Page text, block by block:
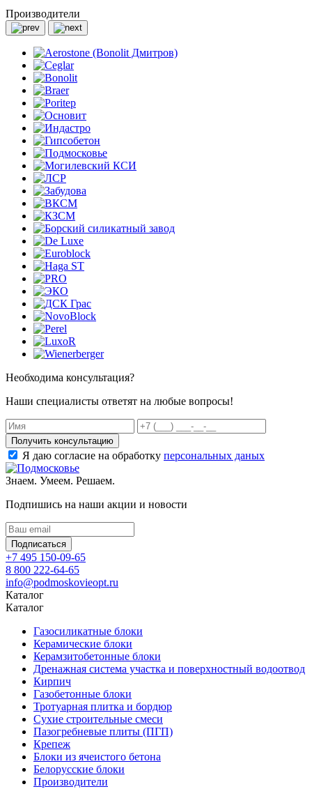
Производители
Необходима консультация?
Наши специалисты ответят на любые вопросы!
Получить консультацию
Я даю согласие на обработку персональных даных
Знаем. Умеем. Решаем.
Подпишись на наши акции и новости
Подписаться
+7 495 150-09-65
8 800 222-64-65
info@podmoskovieopt.ru
Каталог
Каталог
Газосиликатные блоки
Керамические блоки
Керамзитобетонные блоки
Дренажная система участка и поверхностный водоотвод
Кирпич
Газобетонные блоки
Тротуарная плитка и бордюр
Сухие строительные смеси
Пазогребневые плиты (ПГП)
Крепеж
Блоки из ячеистого бетона
Белорусские блоки
Производители